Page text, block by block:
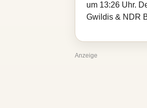
um 13:26 Uhr.
Gwildis & NDR
Anzeige